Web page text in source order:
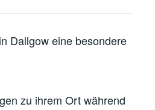
Dallgow eine besondere
zu ihrem Ort während